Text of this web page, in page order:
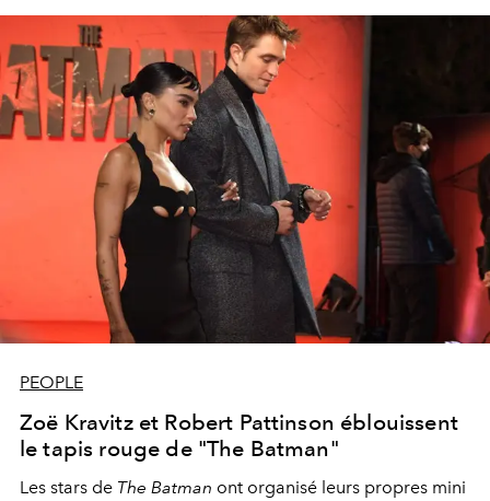
PEOPLE
Zoë Kravitz et Robert Pattinson éblouissent
le tapis rouge de "The Batman"
Les stars de The Batman ont organisé leurs propres mini